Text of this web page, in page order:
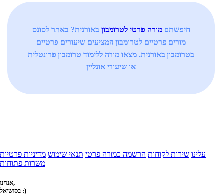
חיפשתםמורה פרטי לטרומבון באורנית? באתר לסונס
מורים פרטיים לטרומבון המציעים שיעורים פרטיים
בטרומבון באורנית. מצאו מורה ללימוד טרומבון פרונטלית
או שיעורי אונליין
עלינו שירות לקוחות הרשמה כמורה פרטי תנאי שימוש מדיניות פרטיות
משרות פתוחות
אנחנו,
בסושיאל :)